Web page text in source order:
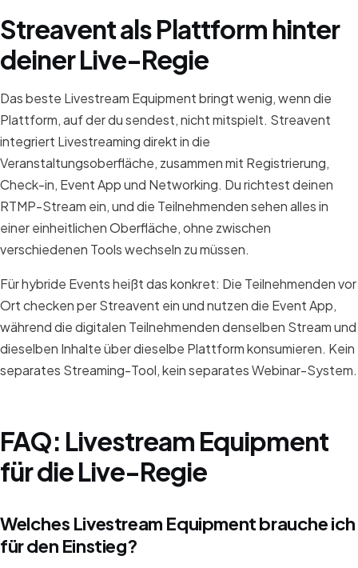
Streavent als Plattform hinter
deiner Live-Regie
Das beste Livestream Equipment bringt wenig, wenn die
Plattform, auf der du sendest, nicht mitspielt. Streavent
integriert Livestreaming direkt in die
Veranstaltungsoberfläche, zusammen mit Registrierung,
Check-in, Event App und Networking. Du richtest deinen
RTMP-Stream ein, und die Teilnehmenden sehen alles in
einer einheitlichen Oberfläche, ohne zwischen
verschiedenen Tools wechseln zu müssen.
Für hybride Events heißt das konkret: Die Teilnehmenden vor
Ort checken per Streavent ein und nutzen die Event App,
während die digitalen Teilnehmenden denselben Stream und
dieselben Inhalte über dieselbe Plattform konsumieren. Kein
separates Streaming-Tool, kein separates Webinar-System.
FAQ: Livestream Equipment
für die Live-Regie
Welches Livestream Equipment brauche ich
für den Einstieg?